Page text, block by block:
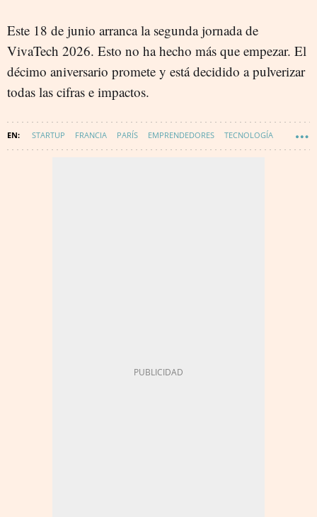
Este 18 de junio arranca la segunda jornada de
VivaTech 2026. Esto no ha hecho más que empezar. El
décimo aniversario promete y está decidido a pulverizar
todas las cifras e impactos.
STARTUP FRANCIA PARÍS EMPRENDEDORES TECNOLOGÍA